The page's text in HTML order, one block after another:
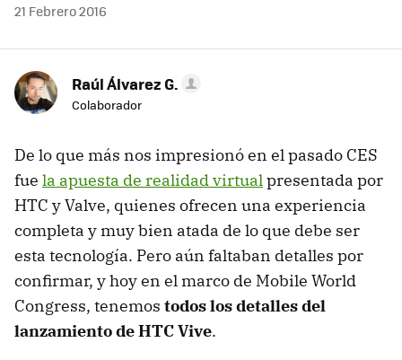
21 Febrero 2016
Raúl Álvarez G.
Colaborador
De lo que más nos impresionó en el pasado CES
fue la apuesta de realidad virtualpresentada por
HTC y Valve, quienes ofrecen una experiencia
completa y muy bien atada de lo que debe ser
esta tecnología. Pero aún faltaban detalles por
confirmar, y hoy en el marco de Mobile World
Congress, tenemos todos los detalles del
lanzamiento de HTC Vive.